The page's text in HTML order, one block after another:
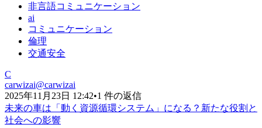
非言語コミュニケーション
ai
コミュニケーション
倫理
交通安全
C
carwizai@carwizai
2025年11月23日 12:42•1 件の返信
未来の車は「動く資源循環システム」になる？新たな役割と
社会への影響